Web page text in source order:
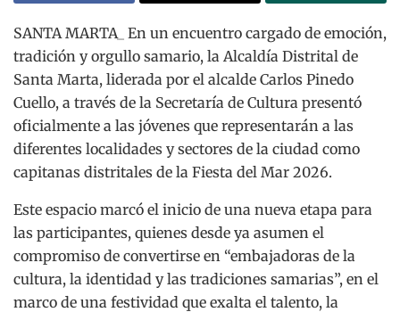
SANTA MARTA_ En un encuentro cargado de emoción,
tradición y orgullo samario, la Alcaldía Distrital de
Santa Marta, liderada por el alcalde Carlos Pinedo
Cuello, a través de la Secretaría de Cultura presentó
oficialmente a las jóvenes que representarán a las
diferentes localidades y sectores de la ciudad como
capitanas distritales de la Fiesta del Mar 2026.
Este espacio marcó el inicio de una nueva etapa para
las participantes, quienes desde ya asumen el
compromiso de convertirse en “embajadoras de la
cultura, la identidad y las tradiciones samarias”, en el
marco de una festividad que exalta el talento, la